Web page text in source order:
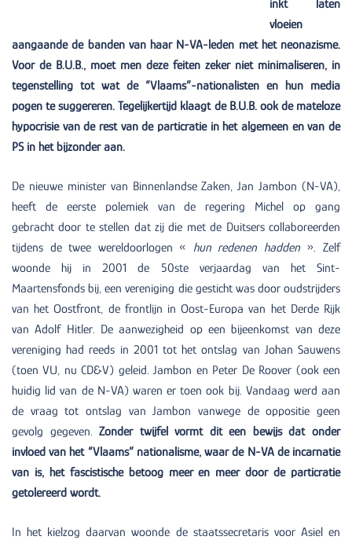
inkt laten
vloeien
aangaande de banden van haar N-VA-leden met het neonazisme.
Voor de B.U.B., moet men deze feiten zeker niet minimaliseren, in
tegenstelling tot wat de “Vlaams”-nationalisten en hun media
pogen te suggereren. Tegelijkertijd klaagt de B.U.B. ook de mateloze
hypocrisie van de rest van de particratie in het algemeen en van de
PS in het bijzonder aan.
De nieuwe minister van Binnenlandse Zaken, Jan Jambon (N-VA),
heeft de eerste polemiek van de regering Michel op gang
gebracht door te stellen dat zij die met de Duitsers collaboreerden
tijdens de twee wereldoorlogen « hun redenen hadden ». Zelf
woonde hij in 2001 de 50ste verjaardag van het Sint-
Maartensfonds bij, een vereniging die gesticht was door oudstrijders
van het Oostfront, de frontlijn in Oost-Europa van het Derde Rijk
van Adolf Hitler. De aanwezigheid op een bijeenkomst van deze
vereniging had reeds in 2001 tot het ontslag van Johan Sauwens
(toen VU, nu CD&V) geleid. Jambon en Peter De Roover (ook een
huidig lid van de N-VA) waren er toen ook bij. Vandaag werd aan
de vraag tot ontslag van Jambon vanwege de oppositie geen
gevolg gegeven.Zonder twijfel vormt dit een bewijs dat onder
invloed van het “Vlaams” nationalisme, waar de N-VA de incarnatie
van is, het fascistische betoog meer en meerdoor de particratie
getolereerd wordt.
In het kielzog daarvan woonde de staatssecretaris voor Asiel en